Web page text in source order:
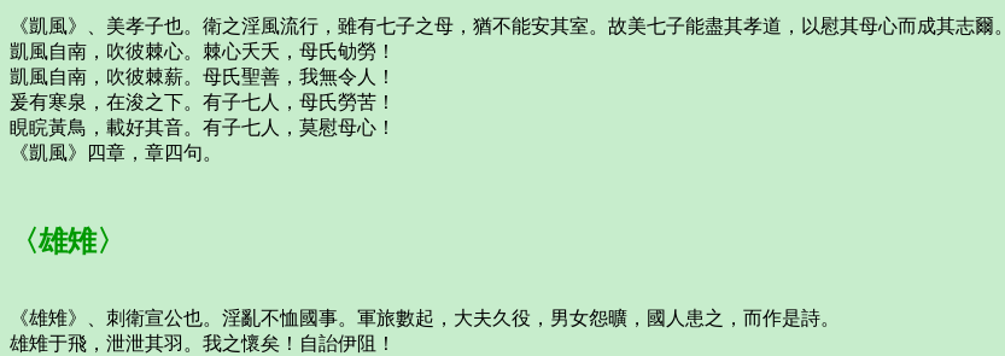
《凱風》、美孝子也。衛之淫風流行，雖有七子之母，猶不能安其室。故美七子能盡其孝道，以慰其母心而成其志爾。
凱風自南，吹彼棘心。棘心夭夭，母氏劬勞！
凱風自南，吹彼棘薪。母氏聖善，我無令人！
爰有寒泉，在浚之下。有子七人，母氏勞苦！
睍睆黃鳥，載好其音。有子七人，莫慰母心！
《凱風》四章，章四句。
〈雄雉〉
《雄雉》、刺衛宣公也。淫亂不恤國事。軍旅數起，大夫久役，男女怨曠，國人患之，而作是詩。
雄雉于飛，泄泄其羽。我之懷矣！自詒伊阻！